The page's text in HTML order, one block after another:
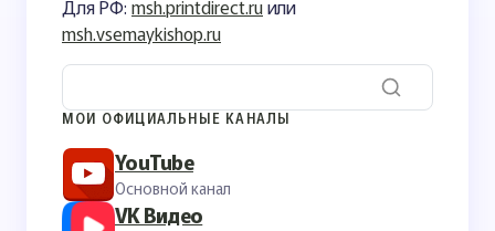
Для РФ: msh.printdirect.ruили
msh.vsemaykishop.ru
МОИ ОФИЦИАЛЬНЫЕ КАНАЛЫ
YouTube
Основной канал
VK Видео